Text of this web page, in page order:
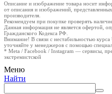
Описание и изображение товара носит
от описания и изображений,
производителя.
Рекомендуем при покупке проверять
Данная информация не является офертой,
Гражданского Кодекса РФ.
Внимание! В связи с нестабильностью
уточняйте у менеджеров с помощью
* Meta / Facebook / Instagram — сервисы,
экстремистской
Меню
Найти